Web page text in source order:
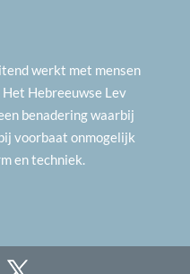
werkt met mensen
Hebreeuwse Lev
benadering waarbij
voorbaat onmogelijk
en techniek.